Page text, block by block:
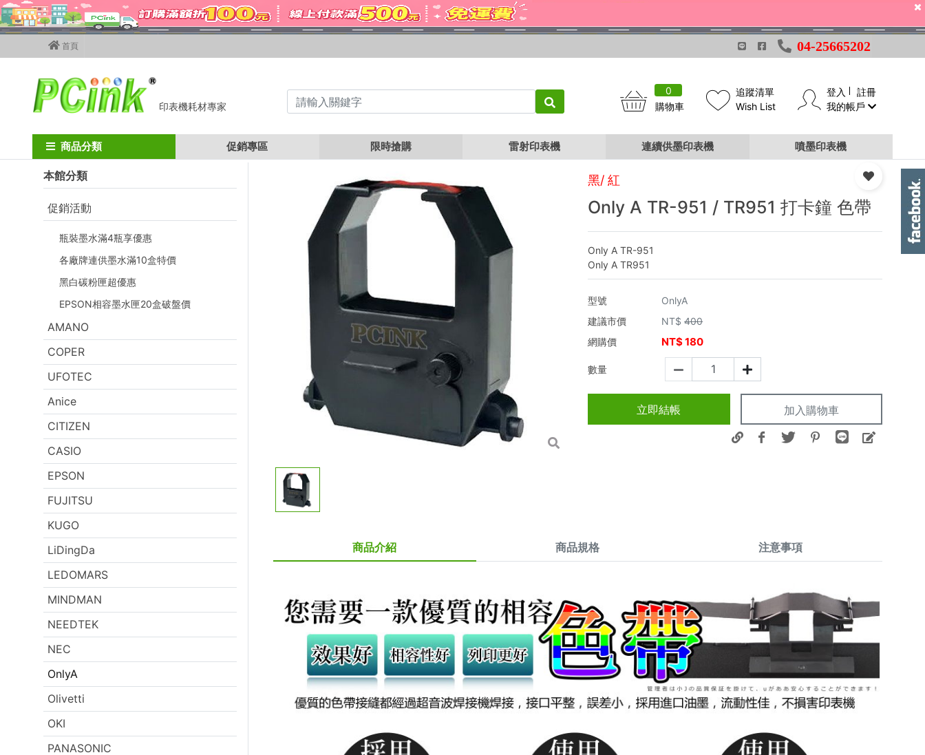
首頁 04-25665202
印表機耗材專家
0
購物車
追蹤清單
Wish List
登入
註冊
我的帳戶
商品分類 促銷專區 限時搶購 雷射印表機 連續供墨印表機 噴墨印表機
Home 色帶 OnlyA Only A TR-951 / TR951 打卡鐘 色帶
本館分類
促銷活動
瓶裝墨水滿4瓶享優惠
各廠牌連供墨水滿10盒特價
黑白碳粉匣超優惠
EPSON相容墨水匣20盒破盤價
AMANO
COPER
UFOTEC
Anice
CITIZEN
CASIO
EPSON
FUJITSU
KUGO
LiDingDa
LEDOMARS
MINDMAN
NEEDTEK
NEC
OnlyA
Olivetti
OKI
PANASONIC
黑/ 紅
Only A TR-951 / TR951 打卡鐘 色帶
Only A TR-951
Only A TR951
型號
OnlyA
建議市價
NT$ 400
網購價
NT$180
數量
立即結帳 加入購物車
商品介紹 商品規格 注意事項